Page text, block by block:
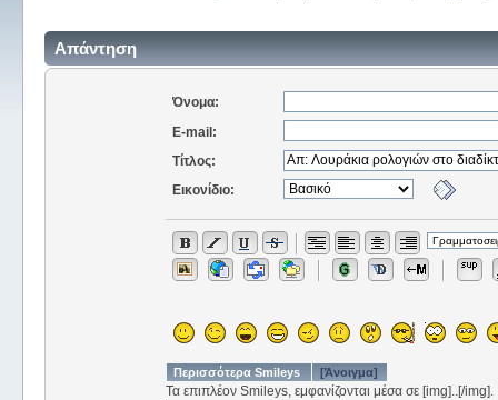
Απάντηση
Όνομα:
E-mail:
Τίτλος:
Εικονίδιο:
Περισσότερα Smileys [Άνοιγμα]
Τα επιπλέον Smileys, εμφανίζονται μέσα σε [img]..[/img].